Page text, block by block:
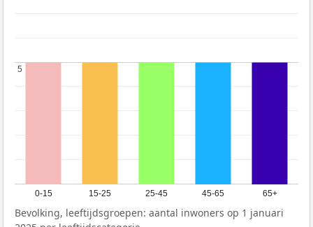
0-15 15-25 25-45 45-65 65+
5
5
Bevolking, leeftijdsgroepen: aantal inwoners op 1 januari